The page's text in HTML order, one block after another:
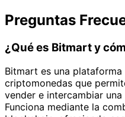
Preguntas
¿Qué es Bitmart y
Bitmart es una
criptomonedas que
vender e intercambiar
Funciona mediante la